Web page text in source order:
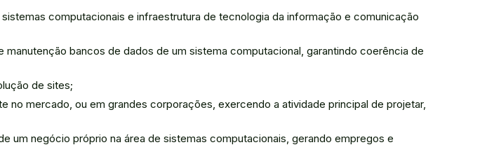
computacionais e infraestrutura de tecnologia da informação e comunicação
bancos de dados de um sistema computacional, garantindo coerência de
de sites;
no mercado, ou em grandes corporações, exercendo a atividade principal de projetar,
um negócio próprio na área de sistemas computacionais, gerando empregos e